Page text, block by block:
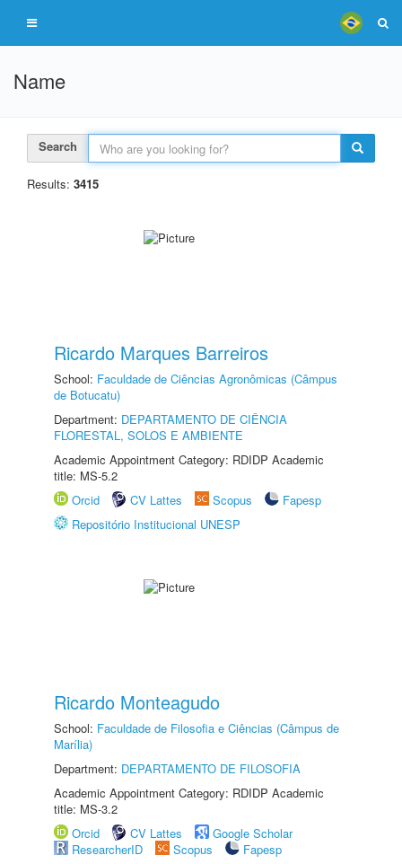
Name
Search
Results: 3415
Ricardo Marques Barreiros
School: Faculdade de Ciências Agronômicas (Câmpus
de Botucatu)
Department: DEPARTAMENTO DE CIÊNCIA
FLORESTAL, SOLOS E AMBIENTE
Academic Appointment Category: RDIDP Academic
title: MS-5.2
Orcid
CV Lattes Scopus
Fapesp
Repositório Institucional UNESP
Ricardo Monteagudo
School: Faculdade de Filosofia e Ciências (Câmpus de
Marília)
Department: DEPARTAMENTO DE FILOSOFIA
Academic Appointment Category: RDIDP Academic
title: MS-3.2
Orcid
CV Lattes
Google Scholar
ResearcherID
Scopus
Fapesp